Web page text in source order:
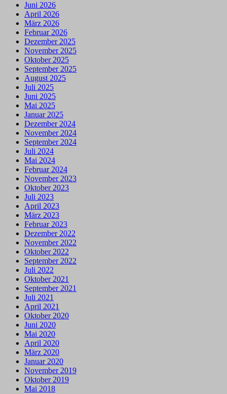
Juni 2026
April 2026
März 2026
Februar 2026
Dezember 2025
November 2025
Oktober 2025
September 2025
August 2025
Juli 2025
Juni 2025
Mai 2025
Januar 2025
Dezember 2024
November 2024
September 2024
Juli 2024
Mai 2024
Februar 2024
November 2023
Oktober 2023
Juli 2023
April 2023
März 2023
Februar 2023
Dezember 2022
November 2022
Oktober 2022
September 2022
Juli 2022
Oktober 2021
September 2021
Juli 2021
April 2021
Oktober 2020
Juni 2020
Mai 2020
April 2020
März 2020
Januar 2020
November 2019
Oktober 2019
Mai 2018